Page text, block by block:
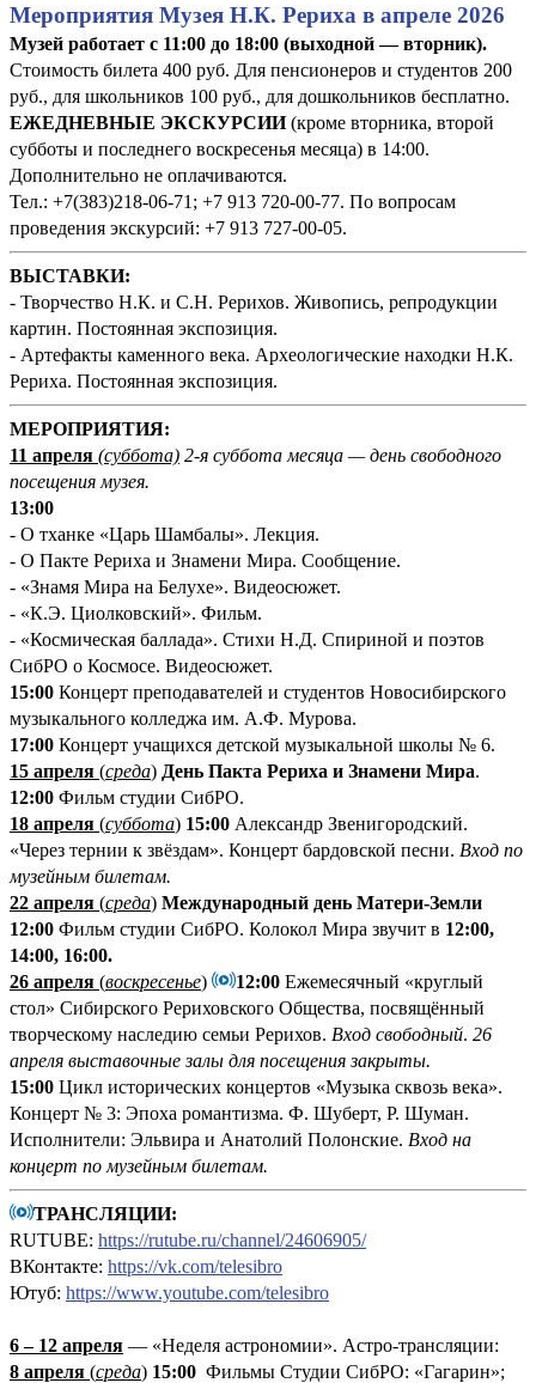
Мероприятия Музея Н.К. Рериха в апреле 2026
Музей работает с 11:00 до 18:00 (выходной — вторник).
Стоимость билета 400 руб. Для пенсионеров и студентов 200
руб., для школьников 100 руб., для дошкольников бесплатно.
ЕЖЕДНЕВНЫЕ ЭКСКУРСИИ(кроме вторника, второй
субботы и последнего воскресенья месяца) в 14:00.
Дополнительно не оплачиваются.
Тел.: +7(383)218-06-71; +7 913 720-00-77. По вопросам
проведения экскурсий: +7 913 727-00-05.
ВЫСТАВКИ:
- Творчество Н.К. и С.Н. Рерихов. Живопись, репродукции
картин. Постоянная экспозиция.
- Артефакты каменного века. Археологические находки Н.К.
Рериха. Постоянная экспозиция.
МЕРОПРИЯТИЯ:
11 апреля (суббота) 2-я суббота месяца — день свободного
посещения музея.
13:00
- О тханке «Царь Шамбалы». Лекция.
- О Пакте Рериха и Знамени Мира. Сообщение.
- «Знамя Мира на Белухе». Видеосюжет.
- «К.Э. Циолковский». Фильм.
- «Космическая баллада». Стихи Н.Д. Спириной и поэтов
СибРО о Космосе. Видеосюжет.
15:00 Концерт преподавателей и студентов Новосибирского
музыкального колледжа им. А.Ф. Мурова.
17:00 Концерт учащихся детской музыкальной школы № 6.
15 апреля (среда) День Пакта Рериха и Знамени Мира.
12:00 Фильм студии СибРО.
18 апреля (суббота) 15:00 Александр Звенигородский.
«Через тернии к звёздам». Концерт бардовской песни. Вход по
музейным билетам.
22 апреля (среда) Международный день Матери-Земли
12:00 Фильм студии СибРО. Колокол Мира звучит в 12:00,
14:00, 16:00.
26 апреля (воскресенье) 12:00 Ежемесячный «круглый
стол» Сибирского Рериховского Общества, посвящённый
творческому наследию семьи Рерихов. Вход свободный. 26
апреля выставочные залы для посещения закрыты.
15:00 Цикл исторических концертов «Музыка сквозь века».
Концерт № 3: Эпоха романтизма. Ф. Шуберт, Р. Шуман.
Исполнители: Эльвира и Анатолий Полонские. Вход на
концерт по музейным билетам.
ТРАНСЛЯЦИИ:
RUTUBE: https://rutube.ru/channel/24606905/
ВКонтакте: https://vk.com/telesibro
Ютуб: https://www.youtube.com/telesibro
6 – 12 апреля — «Неделя астрономии». Астро-трансляции:
8 апреля (среда) 15:00 Фильмы Студии СибРО: «Гагарин»;